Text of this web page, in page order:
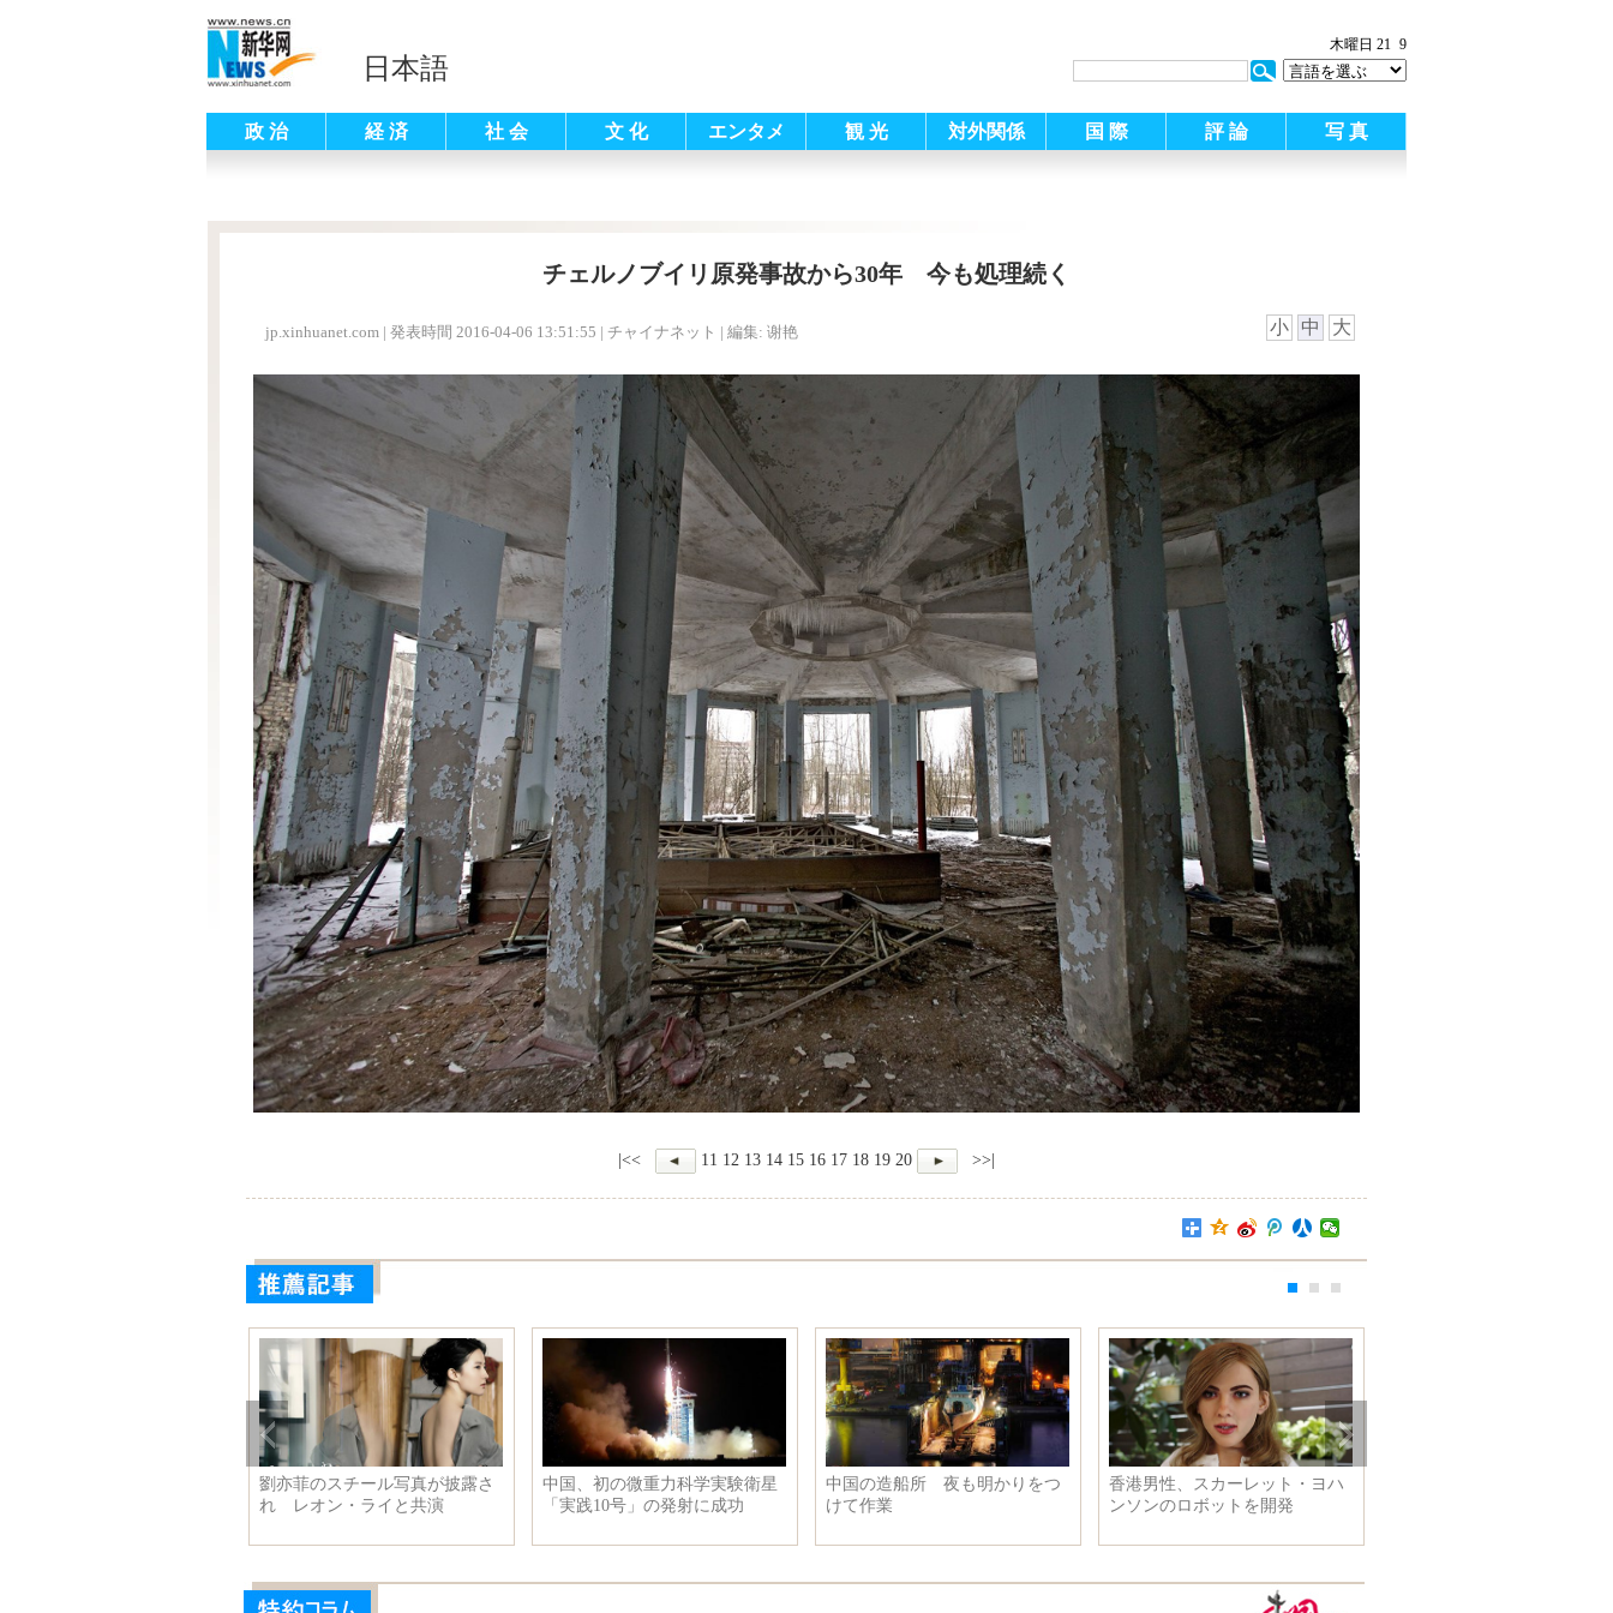
日本語
木曜日 21 9
政 治 経 済 社 会 文 化 エンタメ 観 光 対外関係 国 際 評 論 写 真
チェルノブイリ原発事故から30年 今も処理続く
jp.xinhuanet.com | 発表時間 2016-04-06 13:51:55 | チャイナネット | 編集: 谢艳 小 中 大
|<< 11 12 13 14 15 16 17 18 19 20 >>|
劉亦菲のスチール写真が披露さ
れ レオン・ライと共演
中国、初の微重力科学実験衛星
「実践10号」の発射に成功
中国の造船所 夜も明かりをつ
けて作業
香港男性、スカーレット・ヨハ
ンソンのロボットを開発